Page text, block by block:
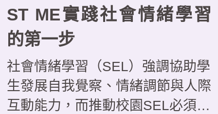
擔，更容易將SEL融入師生日常。
ST ME實踐社會情緒學習
的第一步
社會情緒學習（SEL）強調協助學
生發展自我覺察、情緒調節與人際
互動能力，而推動校園SEL必須從